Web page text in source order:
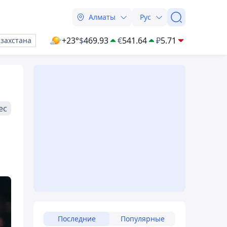
Алматы Рус
+23°$469.93 €541.64 ₽5.71
Последние Популярные